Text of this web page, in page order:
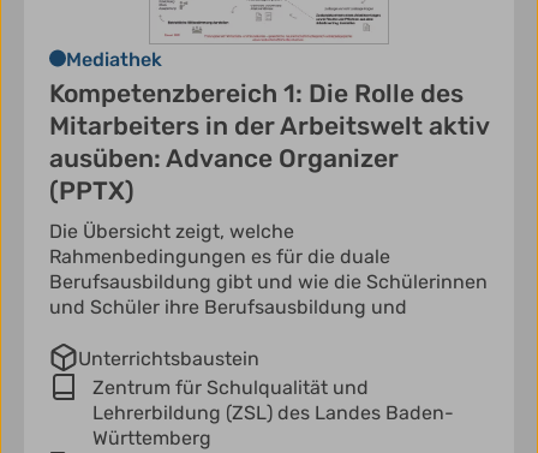
Mediathek
Kompetenzbereich 1: Die Rolle des
Mitarbeiters in der Arbeitswelt aktiv
ausüben: Advance Organizer
(PPTX)
Die Übersicht zeigt, welche
Rahmenbedingungen es für die duale
Berufsausbildung gibt und wie die Schülerinnen
und Schüler ihre Berufsausbildung und
Unterrichtsbaustein
Zentrum für Schulqualität und
Lehrerbildung (ZSL) des Landes Baden-
Württemberg